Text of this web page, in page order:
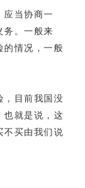
应当协商一
务。一般来
的情况，一般
，目前我国没
也就是说，这
不买由我们说